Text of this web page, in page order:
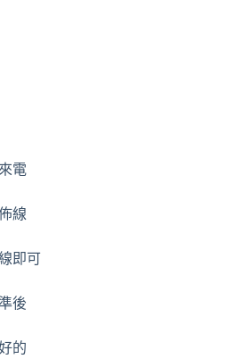
電
線
即可
後
的